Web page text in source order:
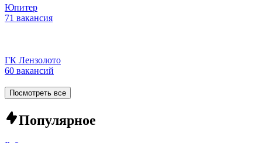
Юпитер
71 вакансия
ГК Лензолото
60 вакансий
Посмотреть все
Популярное